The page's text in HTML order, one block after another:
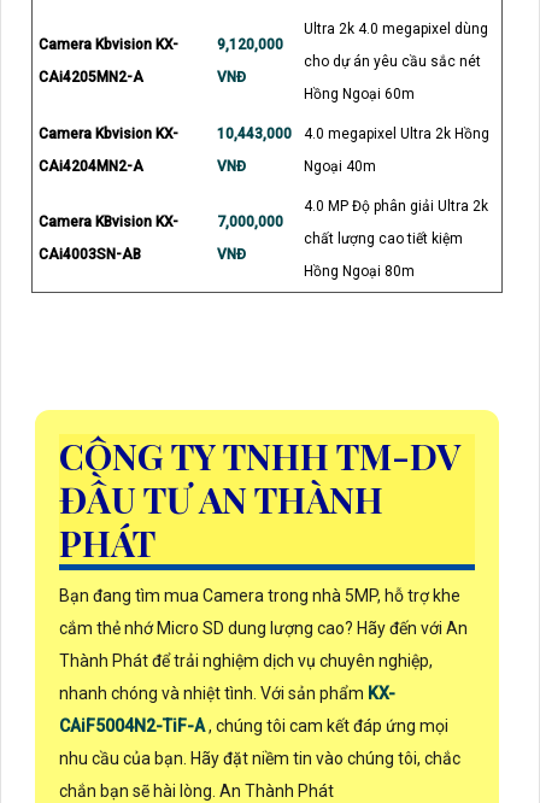
Camera Kbvision KX-
CAi4205MN2-A
9,120,000
VNĐ
Ultra 2k 4.0 megapixel dùng
cho dự án yêu cầu sắc nét
Hồng Ngoại 60m
Camera Kbvision KX-
CAi4204MN2-A
10,443,000
VNĐ
4.0 megapixel Ultra 2k Hồng
Ngoại 40m
Camera KBvision KX-
CAi4003SN-AB
7,000,000
VNĐ
4.0 MP Độ phân giải Ultra 2k
chất lượng cao tiết kiệm
Hồng Ngoại 80m
CÔNG TY TNHH TM-DV
ĐẦU TƯ AN THÀNH
PHÁT
Bạn đang tìm mua Camera trong nhà 5MP, hỗ trợ khe
cắm thẻ nhớ Micro SD dung lượng cao? Hãy đến với An
Thành Phát để trải nghiệm dịch vụ chuyên nghiệp,
nhanh chóng và nhiệt tình. Với sản phẩm KX-
CAiF5004N2-TiF-A, chúng tôi cam kết đáp ứng mọi
nhu cầu của bạn. Hãy đặt niềm tin vào chúng tôi, chắc
chắn bạn sẽ hài lòng. An Thành Phát